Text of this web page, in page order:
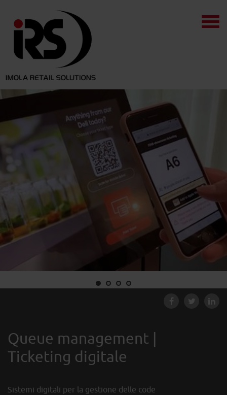
Queue management |
Ticketing digitale
Sistemi digitali per la gestione delle code